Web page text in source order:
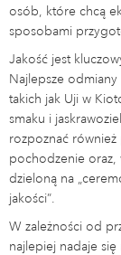
osób, które chcą
sposobami
Jakość jest
Najlepsze
takich jak Uji w
smaku i
rozpoznać również
pochodzenie oraz,
dzieloną na
jakości”.
W zależności od
najlepiej nadaje